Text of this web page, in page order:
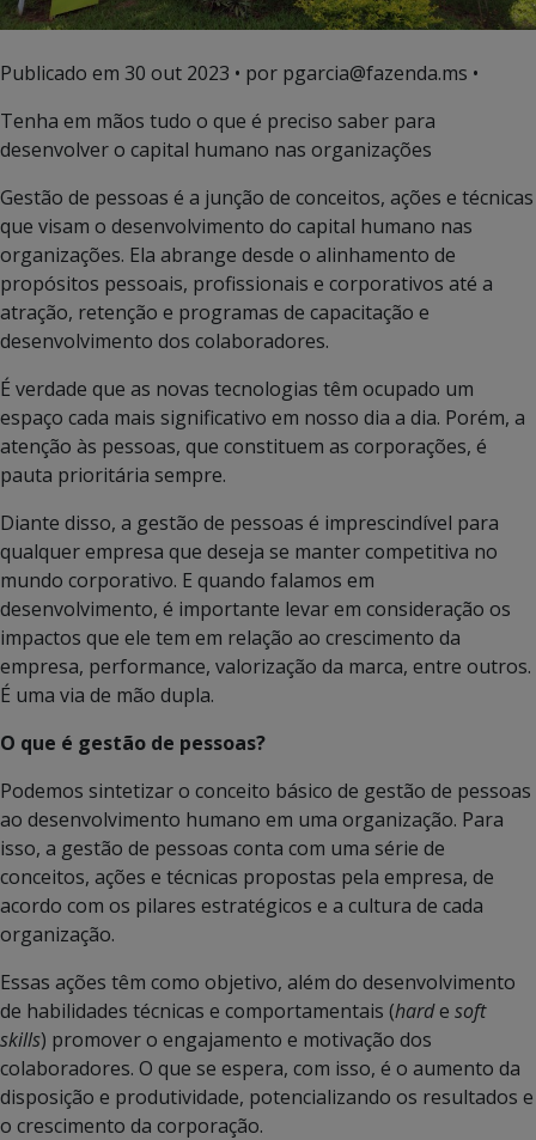
Publicado em 30 out 2023 • por pgarcia@fazenda.ms •
Tenha em mãos tudo o que é preciso saber para
desenvolver o capital humano nas organizações
Gestão de pessoas é a junção de conceitos, ações e técnicas
que visam o desenvolvimento do capital humano nas
organizações. Ela abrange desde o alinhamento de
propósitos pessoais, profissionais e corporativos até a
atração, retenção e programas de capacitação e
desenvolvimento dos colaboradores.
É verdade que as novas tecnologias têm ocupado um
espaço cada mais significativo em nosso dia a dia. Porém, a
atenção às pessoas, que constituem as corporações, é
pauta prioritária sempre.
Diante disso, a gestão de pessoas é imprescindível para
qualquer empresa que deseja se manter competitiva no
mundo corporativo. E quando falamos em
desenvolvimento, é importante levar em consideração os
impactos que ele tem em relação ao crescimento da
empresa, performance, valorização da marca, entre outros.
É uma via de mão dupla.
O que é gestão de pessoas?
Podemos sintetizar o conceito básico de gestão de pessoas
ao desenvolvimento humano em uma organização. Para
isso, a gestão de pessoas conta com uma série de
conceitos, ações e técnicas propostas pela empresa, de
acordo com os pilares estratégicos e a cultura de cada
organização.
Essas ações têm como objetivo, além do desenvolvimento
de habilidades técnicas e comportamentais (harde soft
skills) promover o engajamento e motivação dos
colaboradores. O que se espera, com isso, é o aumento da
disposição e produtividade, potencializando os resultados e
o crescimento da corporação.